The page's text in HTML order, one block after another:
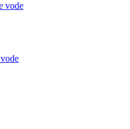
vode